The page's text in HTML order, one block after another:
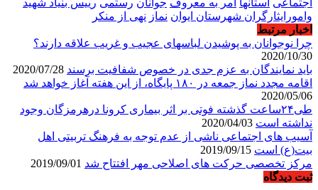
اجتماعی استانها امر به معروف جوانان رستمی رییس بنیاد شهید
وامورایثارگران شهرستان ایوان نماز نهی از منکر
اخبار مرتبط
چرا نوجوانان به پوشیدن لباسهای عجیب و غریب علاقه دارند؟
2020/10/30
باید نمایندگان به عزم جدی در خصوص شفافیت برسند
اقامه مجدد نماز جمعه در ۱۸۰ پایگاه، از این هفته آغاز خواهد شد
2020/05/06
طی۲۴ساعت گذشته فوتی بر اثر بیماری کرونا درهرمزگان وجود
نداشته است
آسیب های اجتماعی ناشی از عدم توجه به فرهنگ تربیتی اهل
بیت(ع) است
مرکز تخصصی حرکت های اصلاحی مهر افتتاح شد
ثبت دیدگاه